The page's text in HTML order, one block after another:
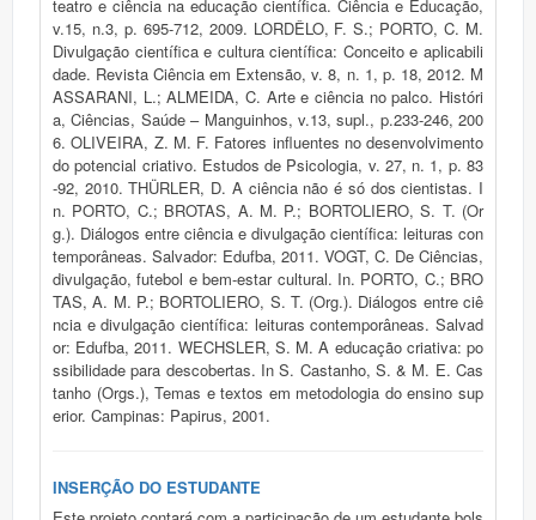
teatro e ciência na educação científica. Ciência e Educação,
v.15, n.3, p. 695-712, 2009. LORDÊLO, F. S.; PORTO, C. M.
Divulgação científica e cultura científica: Conceito e aplicabili
dade. Revista Ciência em Extensão, v. 8, n. 1, p. 18, 2012. M
ASSARANI, L.; ALMEIDA, C. Arte e ciência no palco. Históri
a, Ciências, Saúde – Manguinhos, v.13, supl., p.233-246, 200
6. OLIVEIRA, Z. M. F. Fatores influentes no desenvolvimento
do potencial criativo. Estudos de Psicologia, v. 27, n. 1, p. 83
-92, 2010. THÜRLER, D. A ciência não é só dos cientistas. I
n. PORTO, C.; BROTAS, A. M. P.; BORTOLIERO, S. T. (Or
g.). Diálogos entre ciência e divulgação científica: leituras con
temporâneas. Salvador: Edufba, 2011. VOGT, C. De Ciências,
divulgação, futebol e bem-estar cultural. In. PORTO, C.; BRO
TAS, A. M. P.; BORTOLIERO, S. T. (Org.). Diálogos entre ciê
ncia e divulgação científica: leituras contemporâneas. Salvad
or: Edufba, 2011. WECHSLER, S. M. A educação criativa: po
ssibilidade para descobertas. In S. Castanho, S. & M. E. Cas
tanho (Orgs.), Temas e textos em metodologia do ensino sup
erior. Campinas: Papirus, 2001.
INSERÇÃO DO ESTUDANTE